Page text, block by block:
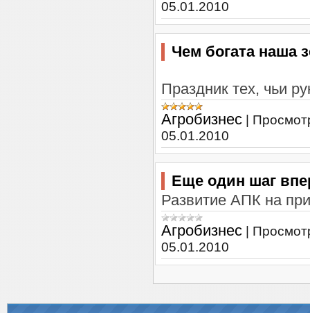
05.01.2010
Чем богата наша
Праздник тех, чьи
Агробизнес
05.01.2010
Еще один шаг
Развитие АПК на
Агробизнес
05.01.2010